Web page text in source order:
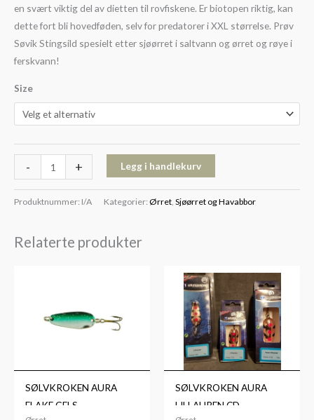
en svært viktig del av dietten til rovfiskene. Er biotopen riktig, kan
dette fort bli hovedføden, selv for predatorer i XXL størrelse. Prøv
Søvik Stingsild spesielt etter sjøørret i saltvann og ørret og røye i
ferskvann!
Size
- + Legg i handlekurv
Produktnummer: I/A Kategorier: Ørret Sjøørret og Havabbor
Relaterte produkter
SØLVKROKEN AURA
FLAKE GFLS
SØLVKROKEN AURA
LILLAUREN CD
kr99